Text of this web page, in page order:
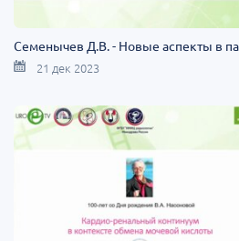
Семенычев Д.В. - Новые аспекты в
21 дек 2023